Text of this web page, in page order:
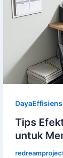
Tips
untuk